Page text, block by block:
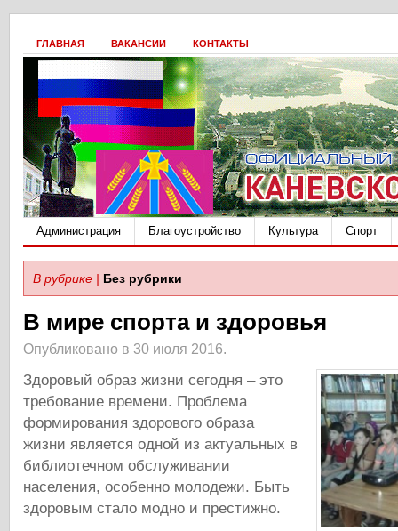
ГЛАВНАЯ ВАКАНСИИ КОНТАКТЫ
Администрация Благоустройство Культура Спорт
В рубрике | Без рубрики
В мире спорта и здоровья
Опубликовано в 30 июля 2016.
Здоровый образ жизни сегодня – это
требование времени. Проблема
формирования здорового образа
жизни является одной из актуальных в
библиотечном обслуживании
населения, особенно молодежи. Быть
здоровым стало модно и престижно.